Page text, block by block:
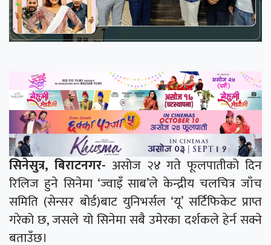
सिनेसुत्र, बिराटनगर- असोज २४ गते फूलपातीको दिन
रिलिज हुने सिनेमा ‘ज्वाइँ साब’ले केन्द्रीय चलचित्र जाँच
समिति (सेन्सर बोर्ड)बाट युनिभर्सल ‘यू’ सर्टिफिकेट प्राप्त
गरेको छ, जसले यो सिनेमा सबै उमेरका दर्शकले हेर्न सक्ने
बताउँछ।